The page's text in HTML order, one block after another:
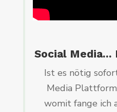
Social Media...
Ist es nötig
Media
womit fange ich